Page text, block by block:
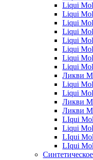
Liqui
Liqui
Liqui
Liqui
Liqui
Liqui
Liqui
Liqui
Ликви
Liqui
Liqui
Ликви
Ликви
LIqui
Liqui
LIqui
LIqui